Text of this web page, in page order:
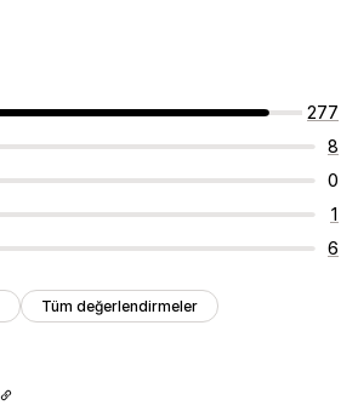
277
8
0
1
6
Tüm değerlendirmeler